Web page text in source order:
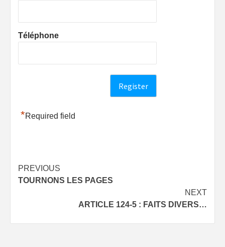
Téléphone
*Required field
Post
navigation
PREVIOUS
TOURNONS LES PAGES
NEXT
ARTICLE 124-5 : FAITS DIVERS…